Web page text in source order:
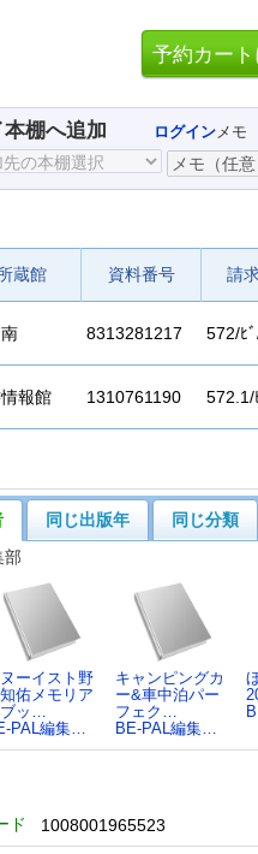
本棚へ追加 ログインメモ
蔵館 資料番号 請
8313281217 572/ﾋ
報館 1310761190 572.1/
同じ出版年 同じ分類
部
ーイスト野
佑メモリア
ッ…
PAL編集…
キャンピングカ
ー&車中泊パー
フェク…
BE-PAL編集…
ド 1008001965523